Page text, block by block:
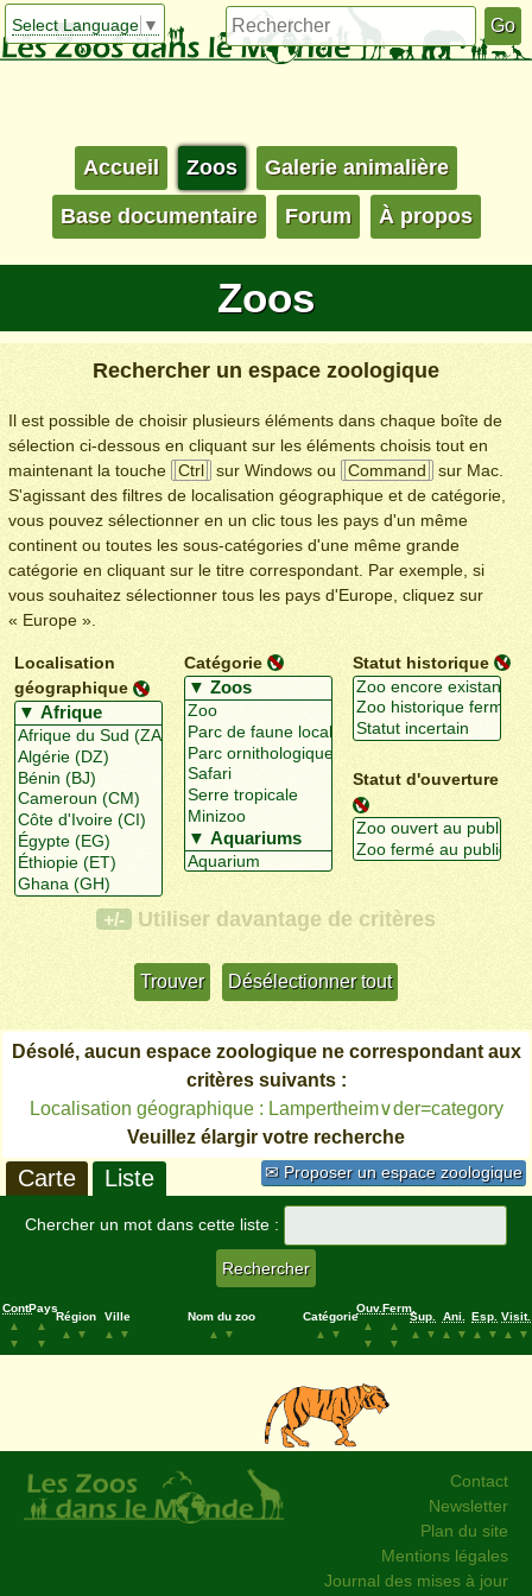
Select Language ▼
Accueil Zoos Galerie animalière
Base documentaire Forum À propos
Zoos
Rechercher un espace zoologique
Il est possible de choisir plusieurs éléments dans chaque boîte de
sélection ci-dessous en cliquant sur les éléments choisis tout en
maintenant la touche
Ctrl sur Windows ou Command
sur Mac.
S'agissant des filtres de localisation géographique et de catégorie,
vous pouvez sélectionner en un clic tous les pays d'un même
continent ou toutes les sous-catégories d'une même grande
catégorie en cliquant sur le titre correspondant. Par exemple, si
vous souhaitez sélectionner tous les pays d'Europe, cliquez sur
« Europe ».
Localisation
géographique
Catégorie Statut historique
Statut d'ouverture
+/- Utiliser davantage de critères
Désolé, aucun espace zoologique ne correspondant aux
critères suivants :
Localisation géographique : Lampertheim∨der=category
Veuillez élargir votre recherche
✉ Proposer un espace zoologique
Carte Liste
Chercher un mot dans cette liste :
Cont.
▲
▼
Pays
▲
▼
Région
▲
▼
Ville
▲
▼
Nom du zoo
▲
▼
Catégorie
▲
▼
Ouv.
▲
▼
Ferm.
▲
▼
Sup.
▲
▼
Ani.
▲
▼
Esp.
▲
▼
Visit.
▲
▼
Contact
Newsletter
Plan du site
Mentions légales
Journal des mises à jour